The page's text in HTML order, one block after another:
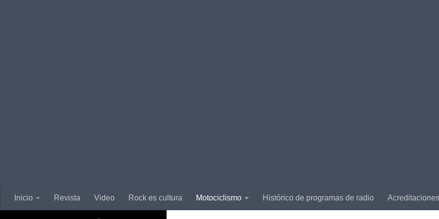
Inicio Revista Video Rock es cultura Motociclismo Histórico de programas de radio Acreditaciones